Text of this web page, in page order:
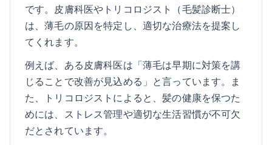
です。皮膚科医やトリコロジスト（毛髪診断士）
は、薄毛の原因を特定し、適切な治療法を提案し
てくれます。
例えば、ある皮膚科医は「薄毛は早期に対策を講
じることで改善が見込める」と言っています。ま
た、トリコロジストによると、髪の健康を保つた
めには、ストレス管理や適切な生活習慣が不可欠
だとされています。